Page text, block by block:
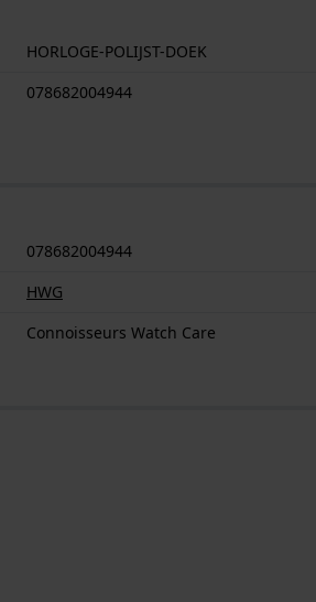
HORLOGE-POLIJST-DOEK
078682004944
078682004944
HWG
Connoisseurs Watch Care